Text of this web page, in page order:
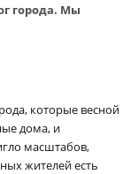
города. Мы
которые весной
дома, и
масштабов,
жителей есть